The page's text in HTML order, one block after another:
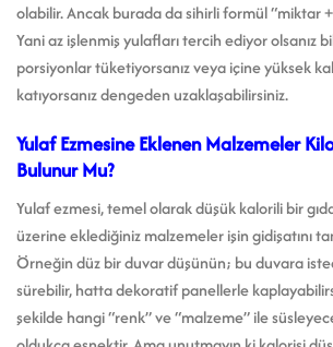
olabilir. Ancak burada da sihirli formül “miktar
Yani az işlenmiş yulafları tercih ediyor olsanız
porsiyonlar tüketiyorsanız veya içine yüksek
katıyorsanız dengeden uzaklaşabilirsiniz.
Yulaf Ezmesine Eklenen Malzemeler
Bulunur Mu?
Yulaf ezmesi, temel olarak düşük kalorili bir
üzerine eklediğiniz malzemeler işin gidişatını
Örneğin düz bir duvar düşünün; bu duvara
sürebilir, hatta dekoratif panellerle
şekilde hangi “renk” ve “malzeme” ile